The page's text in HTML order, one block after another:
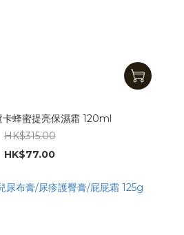
蜂蜜提亮保濕霜 120ml
HK$315.00
HK$77.00